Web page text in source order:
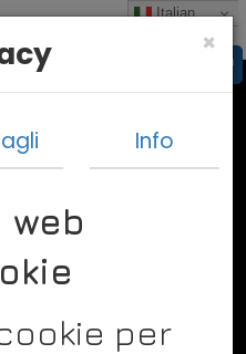
Italian
×
Info
per